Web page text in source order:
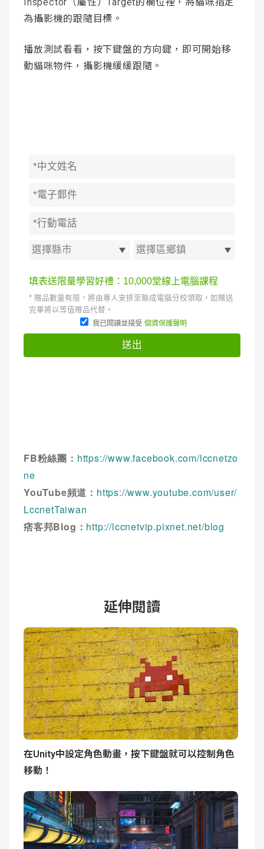
為攝影機的跟隨目標。
播放測試看看，按下鍵盤的方向鍵，即可開始移
動貓咪物件，攝影機緩緩跟隨。
FB粉絲團： https://www.facebook.com/lccnetzo
ne
YouTube頻道： https://www.youtube.com/user/
LccnetTaiwan
痞客邦Blog： http://lccnetvip.pixnet.net/blog
延伸閱讀
在Unity中設定角色動畫，按下鍵盤就可以控制角色
移動！